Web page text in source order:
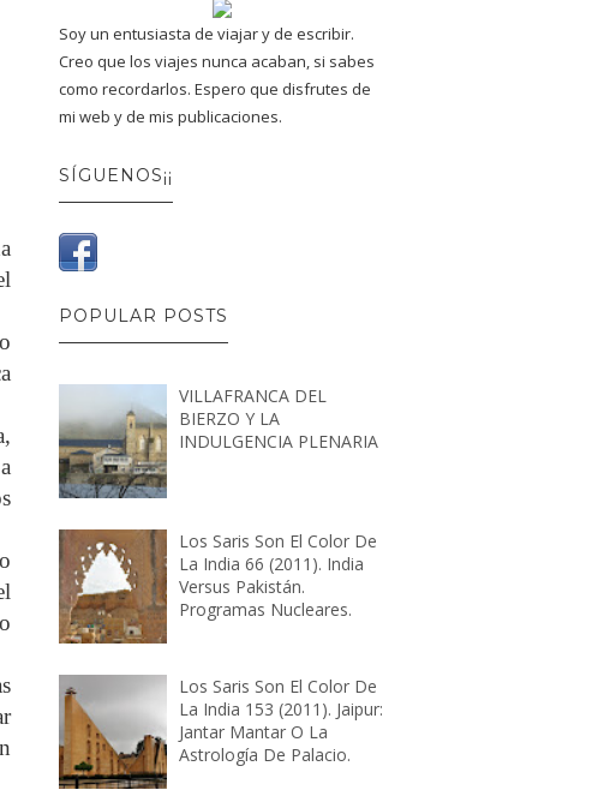
Soy un entusiasta de viajar y de escribir.
Creo que los viajes nunca acaban, si sabes
como recordarlos. Espero que disfrutes de
mi web y de mis publicaciones.
SÍGUENOS¡¡
POPULAR POSTS
VILLAFRANCA DEL
BIERZO Y LA
INDULGENCIA PLENARIA
Los Saris Son El Color De
La India 66 (2011). India
Versus Pakistán.
Programas Nucleares.
Los Saris Son El Color De
La India 153 (2011). Jaipur:
Jantar Mantar O La
Astrología De Palacio.